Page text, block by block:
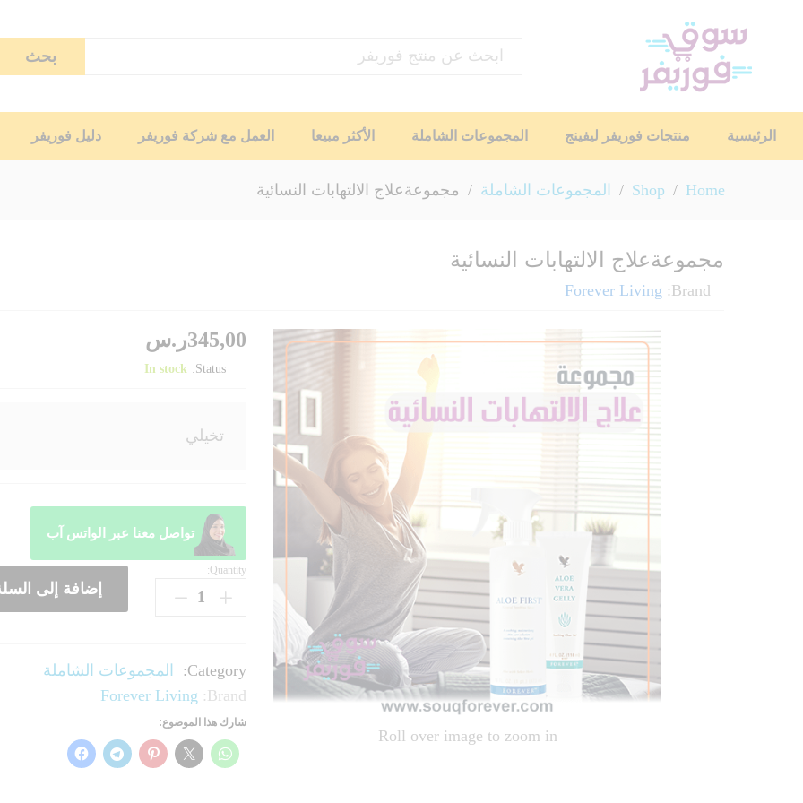
اختر القسم بحث
الرئيسية منتجات فوريفر ليفينج المجموعات الشاملة الأكثر مبيعا العمل مع شركة فوريفر دليل فوريفر
Home
/
Shop
/ المجموعات الشاملة / مجموعةعلاج الالتهابات النسائية
مجموعةعلاج الالتهابات النسائية
Brand:
Forever Living
Roll over image to zoom in
345,00ر.س
Status:
In stock
تخيلي
تواصل معنا عبر الواتس آب
Quantity:
إضافة إلى
Category:
المجموعات الشاملة
Brand:
Forever Living
شارك هذا الموضوع: